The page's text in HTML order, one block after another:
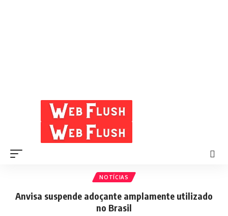
NOTÍCIAS
Anvisa suspende adoçante amplamente utilizado
no Brasil